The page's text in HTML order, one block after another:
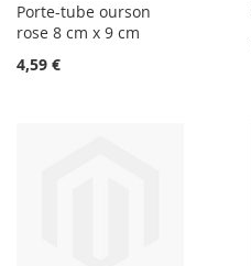
Porte-tube ourson
rose 8 cm x 9 cm
4,59 €